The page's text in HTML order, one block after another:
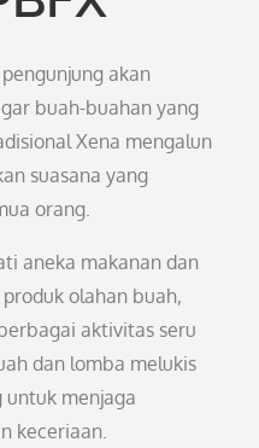
akan
buah-buahan yang
Xena mengalun
suasana yang
orang.
aneka makanan dan
olahan buah,
aktivitas seru
dan lomba melukis
untuk menjaga
keceriaan.